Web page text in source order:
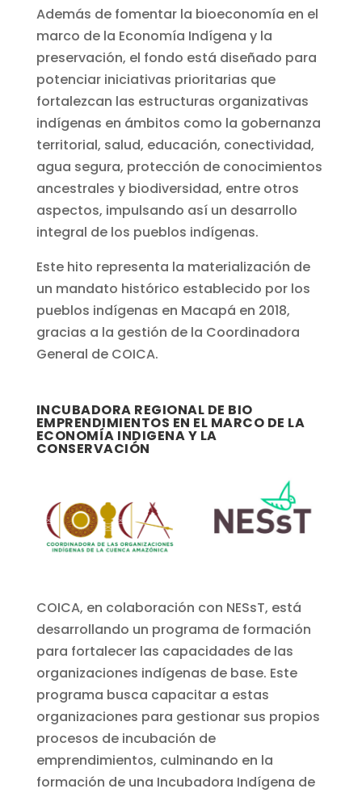
Además de fomentar la bioeconomía en el
marco de la Economía Indígena y la
preservación, el fondo está diseñado para
potenciar iniciativas prioritarias que
fortalezcan las estructuras organizativas
indígenas en ámbitos como la gobernanza
territorial, salud, educación, conectividad,
agua segura, protección de conocimientos
ancestrales y biodiversidad, entre otros
aspectos, impulsando así un desarrollo
integral de los pueblos indígenas.
Este hito representa la materialización de
un mandato histórico establecido por los
pueblos indígenas en Macapá en 2018,
gracias a la gestión de la Coordinadora
General de COICA.
INCUBADORA REGIONAL DE BIO
EMPRENDIMIENTOS EN EL MARCO DE LA
ECONOMÍA INDIGENA Y LA
CONSERVACIÓN
COICA, en colaboración con NESsT, está
desarrollando un programa de formación
para fortalecer las capacidades de las
organizaciones indígenas de base. Este
programa busca capacitar a estas
organizaciones para gestionar sus propios
procesos de incubación de
emprendimientos, culminando en la
formación de una Incubadora Indígena de